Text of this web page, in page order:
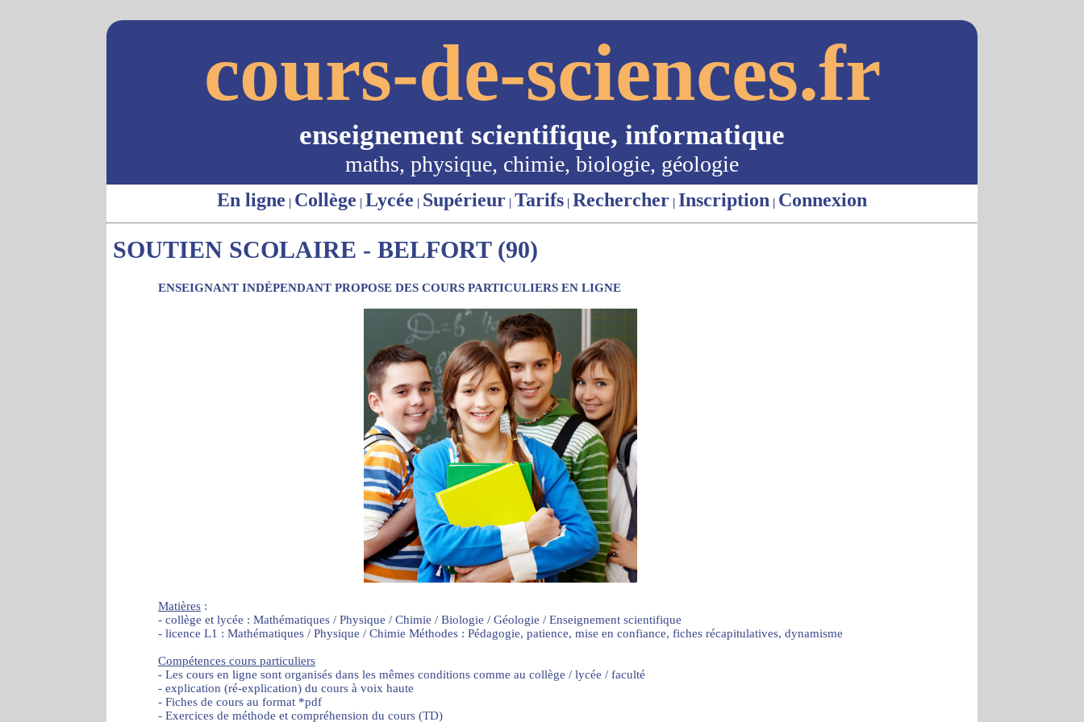
cours-de-sciences.fr
enseignement scientifique, informatique
maths, physique, chimie, biologie, géologie
En ligne | Collège | Lycée | Supérieur | Tarifs | Rechercher | Inscription | Connexion
SOUTIEN SCOLAIRE - BELFORT (90)
ENSEIGNANT INDÉPENDANT PROPOSE DES COURS PARTICULIERS EN LIGNE
Matières :
- collège et lycée : Mathématiques / Physique / Chimie / Biologie / Géologie / Enseignement scientifique
- licence L1 : Mathématiques / Physique / Chimie Méthodes : Pédagogie, patience, mise en confiance, fiches récapitulatives, dynamisme
Compétences cours particuliers
- Les cours en ligne sont organisés dans les mêmes conditions comme au collège / lycée / faculté
- explication (ré-explication) du cours à voix haute
- Fiches de cours au format *pdf
- Exercices de méthode et compréhension du cours (TD)